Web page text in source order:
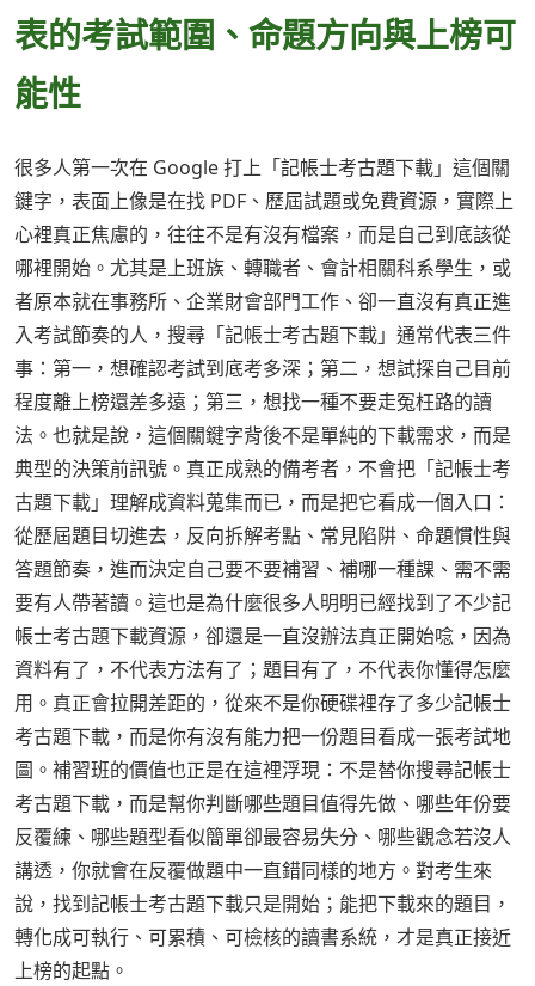
表的考試範圍、命題方向與上榜可
能性
很多人第一次在 Google 打上「記帳士考古題下載」這個關
鍵字，表面上像是在找 PDF、歷屆試題或免費資源，實際上
心裡真正焦慮的，往往不是有沒有檔案，而是自己到底該從
哪裡開始。尤其是上班族、轉職者、會計相關科系學生，或
者原本就在事務所、企業財會部門工作、卻一直沒有真正進
入考試節奏的人，搜尋「記帳士考古題下載」通常代表三件
事：第一，想確認考試到底考多深；第二，想試探自己目前
程度離上榜還差多遠；第三，想找一種不要走冤枉路的讀
法。也就是說，這個關鍵字背後不是單純的下載需求，而是
典型的決策前訊號。真正成熟的備考者，不會把「記帳士考
古題下載」理解成資料蒐集而已，而是把它看成一個入口：
從歷屆題目切進去，反向拆解考點、常見陷阱、命題慣性與
答題節奏，進而決定自己要不要補習、補哪一種課、需不需
要有人帶著讀。這也是為什麼很多人明明已經找到了不少記
帳士考古題下載資源，卻還是一直沒辦法真正開始唸，因為
資料有了，不代表方法有了；題目有了，不代表你懂得怎麼
用。真正會拉開差距的，從來不是你硬碟裡存了多少記帳士
考古題下載，而是你有沒有能力把一份題目看成一張考試地
圖。補習班的價值也正是在這裡浮現：不是替你搜尋記帳士
考古題下載，而是幫你判斷哪些題目值得先做、哪些年份要
反覆練、哪些題型看似簡單卻最容易失分、哪些觀念若沒人
講透，你就會在反覆做題中一直錯同樣的地方。對考生來
說，找到記帳士考古題下載只是開始；能把下載來的題目，
轉化成可執行、可累積、可檢核的讀書系統，才是真正接近
上榜的起點。